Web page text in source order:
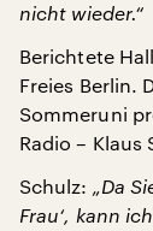
nicht wieder.“
Berichtete
Freies Berlin.
Sommeruni
Radio –
Schulz: „Da
Frau‘, kann